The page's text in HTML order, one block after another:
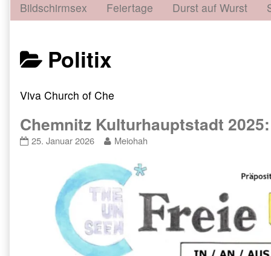
Bildschirmsex
Feiertage Durst auf Wurst
Posts
categoriezed
as
Politix
Viva Church of Che
Chemnitz Kulturhauptstadt
Chemnitz
Ausblick
25. Januar 2026
Read
posts
by
the
author
of
Chemnitz
Kulturhauptstadt
2025:
Meiohah